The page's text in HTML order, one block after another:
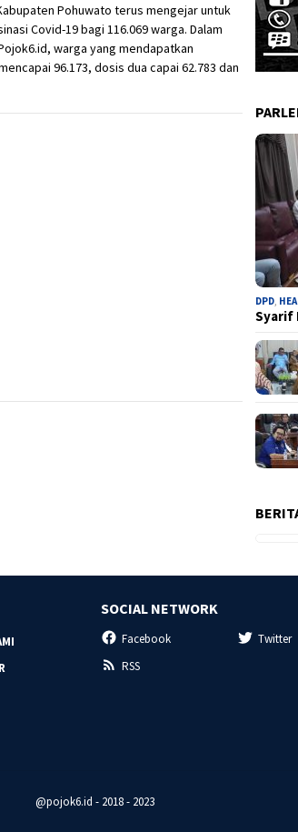
Pohuwato terus mengejar untuk
Covid-19 bagi 116.069 warga. Dalam
warga yang mendapatkan
96.173, dosis dua capai 62.783 dan
DPD,
Syarif
SOCIAL NETWORK
Facebook Twitter
RSS
@pojok6.id - 2018 - 2023